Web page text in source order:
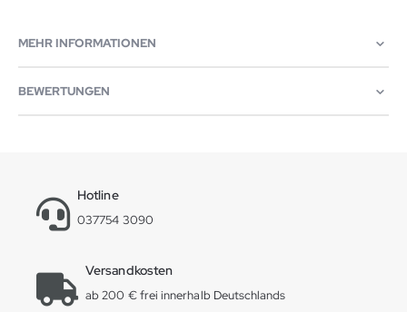
MEHR INFORMATIONEN
BEWERTUNGEN
Hotline
037754 3090
Versandkosten
ab 200 € frei innerhalb Deutschlands